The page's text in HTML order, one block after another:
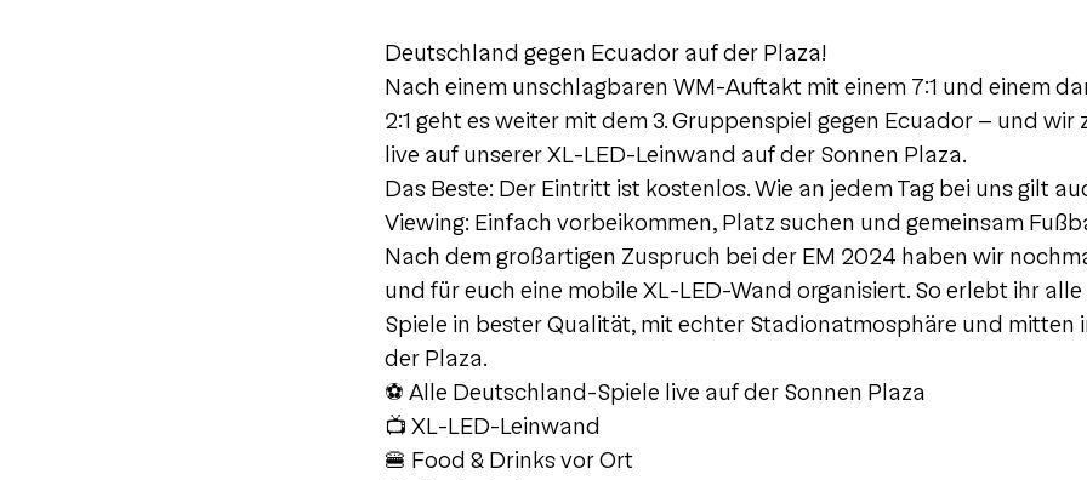
Deutschland gegen Ecuador auf der Plaza!
Nach einem unschlagbaren WM-Auftakt mit einem 7:1 und einem
2:1 geht es weiter mit dem 3. Gruppenspiel gegen Ecuador – und wir
live auf unserer XL-LED-Leinwand auf der Sonnen Plaza.
Das Beste: Der Eintritt ist kostenlos. Wie an jedem Tag bei uns gilt
Viewing: Einfach vorbeikommen, Platz suchen und gemeinsam
Nach dem großartigen Zuspruch bei der EM 2024 haben wir
und für euch eine mobile XL-LED-Wand organisiert. So erlebt ihr
Spiele in bester Qualität, mit echter Stadionatmosphäre und mitten
der Plaza.
⚽ Alle Deutschland-Spiele live auf der Sonnen Plaza
📺 XL-LED-Leinwand
🍔 Food & Drinks vor Ort